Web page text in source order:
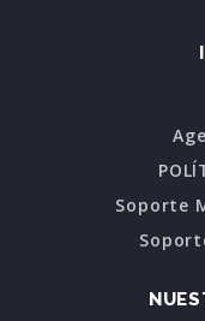
Soporte